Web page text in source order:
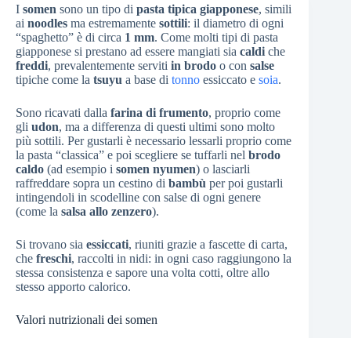
I somen sono un tipo di pasta tipica giapponese, simili
ai noodles ma estremamente sottili: il diametro di ogni
“spaghetto” è di circa 1 mm. Come molti tipi di pasta
giapponese si prestano ad essere mangiati sia caldi che
freddi, prevalentemente serviti in brodo o con salse
tipiche come la tsuyu a base di tonno essiccato e soia.
Sono ricavati dalla farina di frumento, proprio come
gli udon, ma a differenza di questi ultimi sono molto
più sottili. Per gustarli è necessario lessarli proprio come
la pasta “classica” e poi scegliere se tuffarli nel brodo
caldo (ad esempio i somen nyumen) o lasciarli
raffreddare sopra un cestino di bambù per poi gustarli
intingendoli in scodelline con salse di ogni genere
(come la salsa allo zenzero).
Si trovano sia essiccati, riuniti grazie a fascette di carta,
che freschi, raccolti in nidi: in ogni caso raggiungono la
stessa consistenza e sapore una volta cotti, oltre allo
stesso apporto calorico.
Valori nutrizionali dei somen